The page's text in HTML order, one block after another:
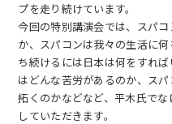
コンセプト動画
プを走り続けています。
今回の特別講演会では、スパ
か、スパコンは我々の生活に
ち続けるには日本は何をすれ
はどんな苦労があるのか、ス
拓くのかなどなど、平木氏で
していただきます。